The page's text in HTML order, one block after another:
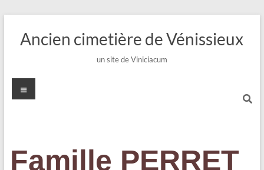
Ancien cimetière de Vénissieux
un site de Viniciacum
Famille PERRET